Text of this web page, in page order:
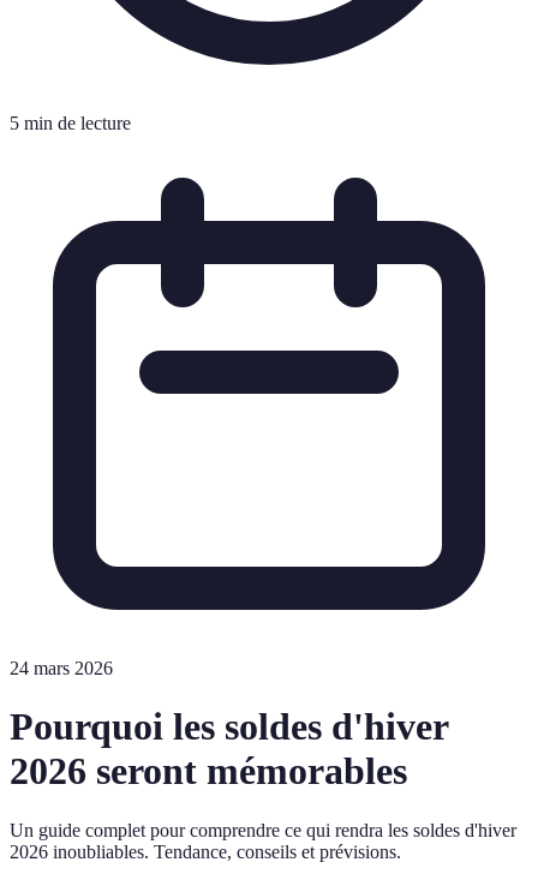
5 min de lecture
24 mars 2026
Pourquoi les soldes d'hiver
2026 seront mémorables
Un guide complet pour comprendre ce qui rendra les soldes d'hiver
2026 inoubliables. Tendance, conseils et prévisions.